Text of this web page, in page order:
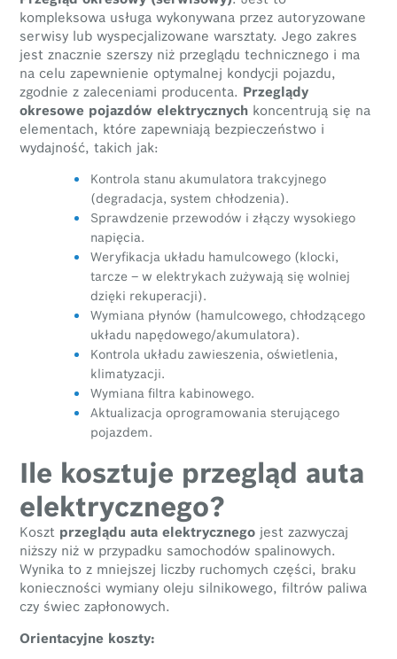
kompleksowa usługa wykonywana przez autoryzowane
serwisy lub wyspecjalizowane warsztaty. Jego zakres
jest znacznie szerszy niż przeglądu technicznego i ma
na celu zapewnienie optymalnej kondycji pojazdu,
zgodnie z zaleceniami producenta. Przeglądy
okresowe pojazdów elektrycznych koncentrują się na
elementach, które zapewniają bezpieczeństwo i
wydajność, takich jak:
Kontrola stanu akumulatora trakcyjnego
(degradacja, system chłodzenia).
Sprawdzenie przewodów i złączy wysokiego
napięcia.
Weryfikacja układu hamulcowego (klocki,
tarcze – w elektrykach zużywają się wolniej
dzięki rekuperacji).
Wymiana płynów (hamulcowego, chłodzącego
układu napędowego/akumulatora).
Kontrola układu zawieszenia, oświetlenia,
klimatyzacji.
Wymiana filtra kabinowego.
Aktualizacja oprogramowania sterującego
pojazdem.
Ile kosztuje przegląd auta
elektrycznego?
Koszt przeglądu auta elektrycznego jest zazwyczaj
niższy niż w przypadku samochodów spalinowych.
Wynika to z mniejszej liczby ruchomych części, braku
konieczności wymiany oleju silnikowego, filtrów paliwa
czy świec zapłonowych.
Orientacyjne koszty: